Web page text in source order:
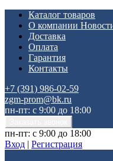
Каталог товаров
О компании
Доставка
Оплата
Гарантия
Контакты
+7 (391) 986-02-59
zgm-prom@bk.ru
пн-пт: с 9:00 до 18:00
пн-пт: с 9:00 до 18:00
Вход | Регистрация